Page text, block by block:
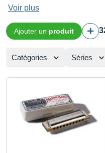
Hohner. Spécialisée à ses
guitares, batteries, basses
60 et 70, elle fabriqua des
Voir plus
Ajouter un produit
Catégories Séries